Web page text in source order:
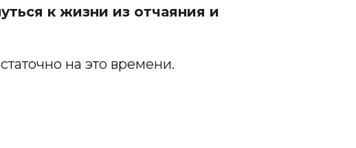
к жизни из отчаяния и
на это времени.